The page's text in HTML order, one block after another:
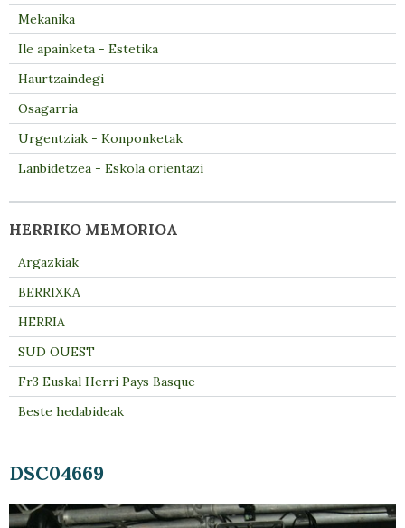
DSC04669
Mekanika
Ile apainketa - Estetika
Haurtzaindegi
Osagarria
Urgentziak - Konponketak
Lanbidetzea - Eskola orientazi
HERRIKO MEMORIOA
Argazkiak
BERRIXKA
HERRIA
SUD OUEST
Fr3 Euskal Herri Pays Basque
Beste hedabideak